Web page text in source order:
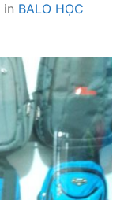
in BALO HỌC